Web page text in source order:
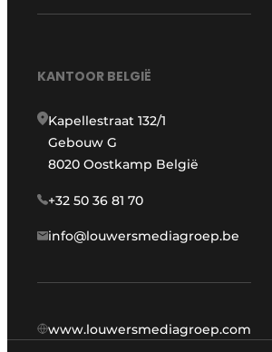
KANTOOR BELGIË
Kapellestraat 132/1
Gebouw G
8020 Oostkamp België
+32 50 36 81 70
info@louwersmediagroep.be
www.louwersmediagroep.com